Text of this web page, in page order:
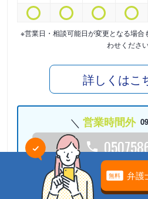
※営業日・相談可能日が変更となる場
わせください
詳しくはこ
営業時間外
24時間受